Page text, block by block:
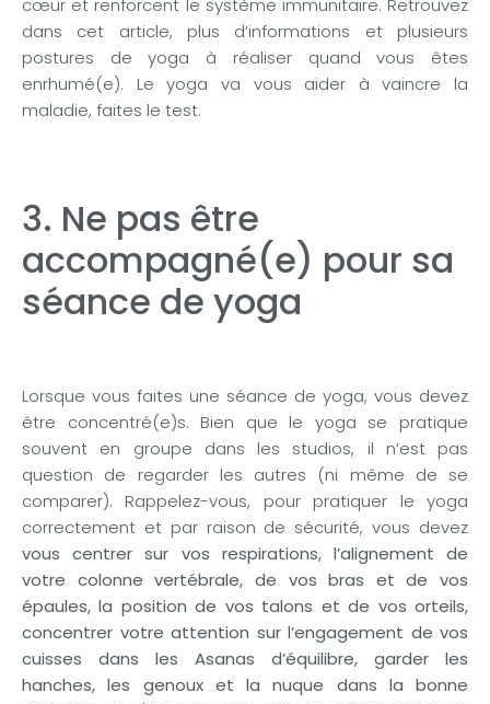
cœur et renforcent le système immunitaire. Retrouvez
dans cet article, plus d’informations et plusieurs
postures de yoga à réaliser quand vous êtes
enrhumé(e). Le yoga va vous aider à vaincre la
maladie, faites le test.
3. Ne pas être
accompagné(e) pour sa
séance de yoga
Lorsque vous faites une séance de yoga, vous devez
être concentré(e)s. Bien que le yoga se pratique
souvent en groupe dans les studios, il n’est pas
question de regarder les autres (ni même de se
comparer). Rappelez-vous, pour pratiquer le yoga
correctement et par raison de sécurité, vous devez
vous centrer sur vos respirations, l’alignement de
votre colonne vertébrale, de vos bras et de vos
épaules, la position de vos talons et de vos orteils,
concentrer votre attention sur l’engagement de vos
cuisses dans les Asanas d’équilibre, garder les
hanches, les genoux et la nuque dans la bonne